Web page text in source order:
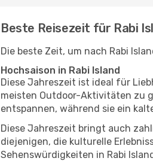
Beste Reisezeit für Rabi
Die beste Zeit, um nach Rabi
Hochsaison in Rabi Island
Diese Jahreszeit ist ideal für
meisten Outdoor-Aktivitäten zu
entspannen, während sie ein
Diese Jahreszeit bringt auch
diejenigen, die kulturelle
Sehenswürdigkeiten in Rabi